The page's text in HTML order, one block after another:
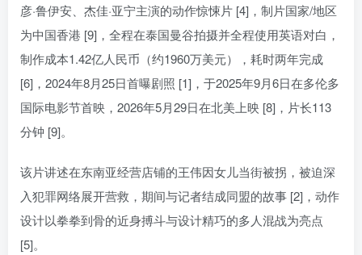
彦·鲁伊安、杰佳·亚宁主演的动作惊悚片 [4]，制片国家/地区
为中国香港 [9]，全程在泰国曼谷拍摄并全程使用英语对白，
制作成本1.42亿人民币（约1960万美元），耗时两年完成
[6]，2024年8月25日首曝剧照 [1]，于2025年9月6日在多伦多
国际电影节首映，2026年5月29日在北美上映 [8]，片长113
分钟 [9]。
该片讲述在东南亚经营店铺的王伟因女儿当街被拐，被迫深
入犯罪网络展开营救，期间与记者结成同盟的故事 [2]，动作
设计以拳拳到骨的近身搏斗与设计精巧的多人混战为亮点
[5]。